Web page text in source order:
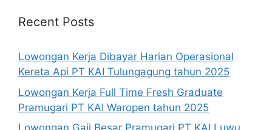
Recent Posts
Lowongan Kerja Dibayar Harian Operasional
Kereta Api PT KAI Tulungagung tahun 2025
Lowongan Kerja Full Time Fresh Graduate
Pramugari PT KAI Waropen tahun 2025